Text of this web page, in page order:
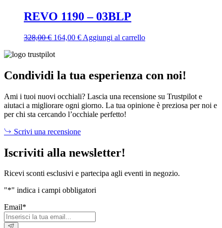
era:
169,00 €.
è:
84,50 €.
REVO 1190 – 03BLP
328,00€ Il
originale
328,00 €.
164,00 €Il
164,00 €.
Aggiungi al carrello
Condividi la tua esperienza con noi!
Ami i tuoi nuovi occhiali? Lascia una recensione su Trustpilot e
aiutaci a migliorare ogni giorno. La tua opinione è preziosa per noi e
per chi sta cercando l’occhiale perfetto!
Scrivi una recensione
Iscriviti alla newsletter!
Ricevi sconti esclusivi e partecipa agli eventi in negozio.
"*" indica i campi obbligatori
Email*